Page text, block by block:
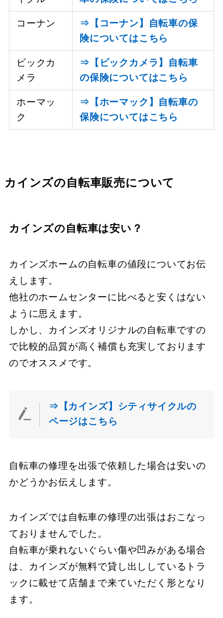
コーナン
⇒【コーナン】自転車の保
険についてはこちら
ビックカ
メラ
⇒【ビックカメラ】自転車
の保険についてはこちら
ホーマッ
ク
⇒【ホーマック】自転車の
保険についてはこちら
カインズの自転車販売について
カインズの自転車は安い？
カインズホームの自転車の値段についてお伝
えします。
他社のホームセンターに比べると安くはない
ように思えます。
しかし、カインズオリジナルの自転車ですの
で比較的品質が高く補償も充実しております
のでオススメです。
⇒【カインズ】シティサイクルの
ページはこちら
自転車の修理を出張で依頼した場合は安いの
かどうかお伝えします。
カインズでは自転車の修理の出張はおこなっ
ておりませんでした。
自転車が乗れないぐらい傷や凹みがある場合
は、カインズが無料で貸し出ししているトラ
ックに載せて店舗まで来ていただく形となり
ます。